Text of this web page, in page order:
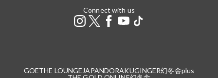
Connect with us
GOETHE LOUNGE JAPANDORAKUGINGER幻冬舎plus